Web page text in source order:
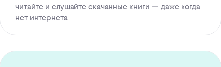
читайте и слушайте скачанные книги — даже когда
нет интернета